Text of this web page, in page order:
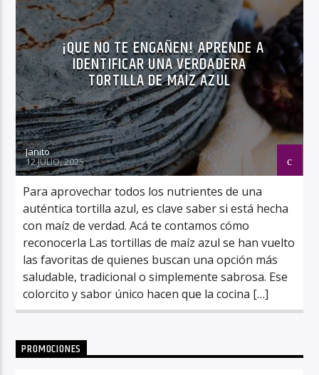
¡QUE NO TE ENGAÑEN! APRENDE A
IDENTIFICAR UNA VERDADERA
TORTILLA DE MAÍZ AZUL
Janito
12 JULIO, 2025
Para aprovechar todos los nutrientes de una
auténtica tortilla azul, es clave saber si está hecha
con maíz de verdad. Acá te contamos cómo
reconocerla Las tortillas de maíz azul se han vuelto
las favoritas de quienes buscan una opción más
saludable, tradicional o simplemente sabrosa. Ese
colorcito y sabor único hacen que la cocina […]
PROMOCIONES